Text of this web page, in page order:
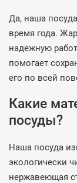
Да, наша
время года.
надежную
помогает
его по всей
Какие
посуды?
Наша посуда
экологически
нержавеющая